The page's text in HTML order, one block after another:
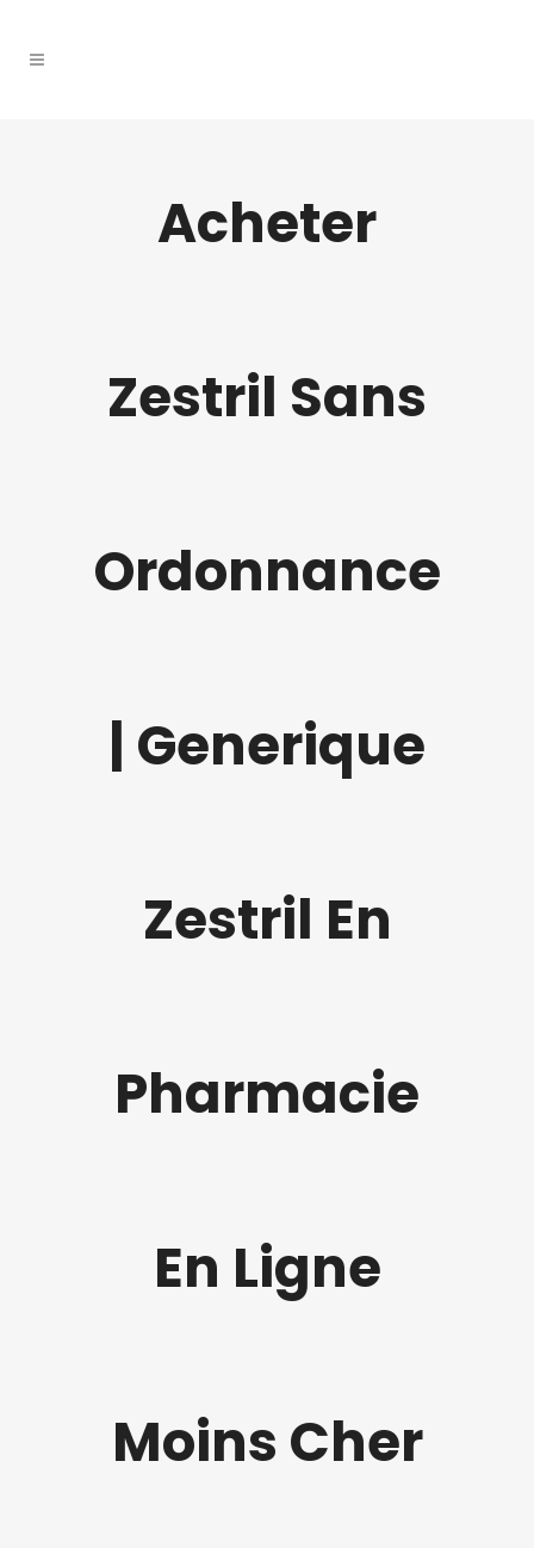
Acheter
Zestril Sans
Ordonnance
| Generique
Zestril En
Pharmacie
En Ligne
Moins Cher